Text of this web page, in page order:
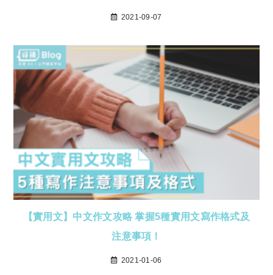
2021-09-07
【實用文】中文作文攻略 掌握5種實用文寫作格式及
注意事項！
2021-01-06